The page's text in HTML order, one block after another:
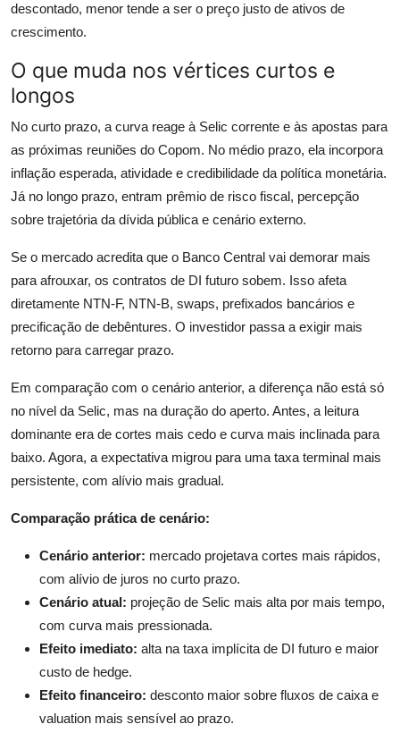
descontado, menor tende a ser o preço justo de ativos de
crescimento.
O que muda nos vértices curtos e
longos
No curto prazo, a curva reage à Selic corrente e às apostas para
as próximas reuniões do Copom. No médio prazo, ela incorpora
inflação esperada, atividade e credibilidade da política monetária.
Já no longo prazo, entram prêmio de risco fiscal, percepção
sobre trajetória da dívida pública e cenário externo.
Se o mercado acredita que o Banco Central vai demorar mais
para afrouxar, os contratos de DI futuro sobem. Isso afeta
diretamente NTN-F, NTN-B, swaps, prefixados bancários e
precificação de debêntures. O investidor passa a exigir mais
retorno para carregar prazo.
Em comparação com o cenário anterior, a diferença não está só
no nível da Selic, mas na duração do aperto. Antes, a leitura
dominante era de cortes mais cedo e curva mais inclinada para
baixo. Agora, a expectativa migrou para uma taxa terminal mais
persistente, com alívio mais gradual.
Comparação prática de cenário:
Cenário anterior: mercado projetava cortes mais rápidos,
com alívio de juros no curto prazo.
Cenário atual: projeção de Selic mais alta por mais tempo,
com curva mais pressionada.
Efeito imediato: alta na taxa implícita de DI futuro e maior
custo de hedge.
Efeito financeiro: desconto maior sobre fluxos de caixa e
valuation mais sensível ao prazo.